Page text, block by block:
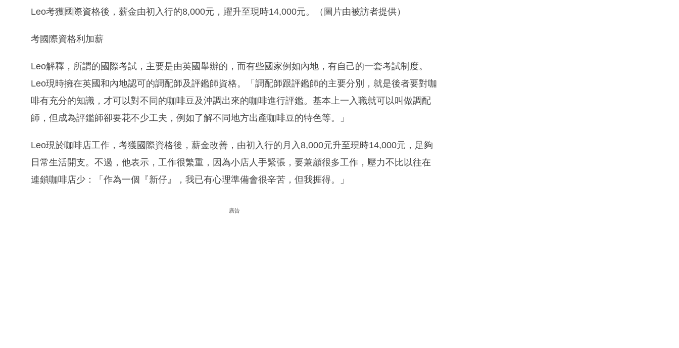
Leo考獲國際資格後，薪金由初入行的8,000元，躍升至現時14,000元。（圖片由被訪者提供）
考國際資格利加薪
Leo解釋，所謂的國際考試，主要是由英國舉辦的，而有些國家例如內地，有自己的一套考試制度。
Leo現時擁在英國和內地認可的調配師及評鑑師資格。「調配師跟評鑑師的主要分別，就是後者要對咖
啡有充分的知識，才可以對不同的咖啡豆及沖調出來的咖啡進行評鑑。基本上一入職就可以叫做調配
師，但成為評鑑師卻要花不少工夫，例如了解不同地方出產咖啡豆的特色等。」
Leo現於咖啡店工作，考獲國際資格後，薪金改善，由初入行的月入8,000元升至現時14,000元，足夠
日常生活開支。不過，他表示，工作很繁重，因為小店人手緊張，要兼顧很多工作，壓力不比以往在
連鎖咖啡店少：「作為一個『新仔』，我已有心理準備會很辛苦，但我捱得。」
廣告